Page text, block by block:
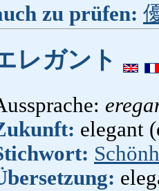
zu prüfen:
レガント
elegant